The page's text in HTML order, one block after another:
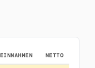
EINNAHMEN NETTO